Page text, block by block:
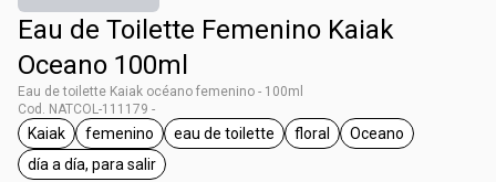
Eau de Toilette Femenino Kaiak
Oceano 100ml
Eau de toilette Kaiak océano femenino - 100ml
Cod. NATCOL-111179 -
general.tag Kaiak
Kaiak
general.tag femenino
femenino
general.tag eau de toilette
eau de toilette
general.tag floral
floral
general.tag
Oceano
general.tag día a día, para salir
día a día, para salir